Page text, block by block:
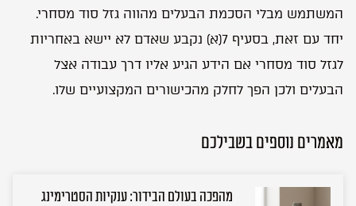
המשתמש מבלי הסכמת הבעלים מהווה גזל סוד מסחרי.
יחד עם זאת, בסעיף 7(א) נקבע שאדם לא יישא באחריות
לגזל סוד מסחרי אם הידע הגיע אליו דרך עבודה אצל
הבעלים ולכן הפך לחלק מהכישורים המקצועיים שלו.
מאמרים נוספים בשבילכם
מהפכה בעולם הבידור: ענקיות הסטרימינג